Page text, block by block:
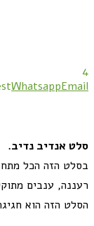
4
WhatsappEmail
סלט אנדיב נדיב.
בסלט הזה הכל
רעננה, ענבים
הסלט הזה הוא